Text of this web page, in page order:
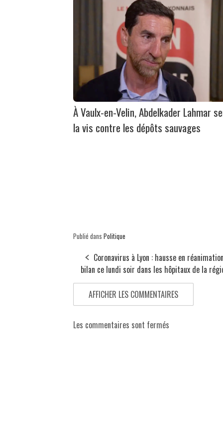
À Vaulx-en-Velin, Abdelkader Lahmar
la vis contre les dépôts sauvages
Publié dans Politique
Coronavirus à Lyon : hausse en
bilan ce lundi soir dans les hôpitaux de la
AFFICHER LES COMMENTAIRES
Les commentaires sont fermés